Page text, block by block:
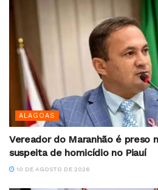
ALAGOAS
Vereador do Maranhão é preso
suspeita de homicídio no Piauí
10 DE AGOSTO DE 2026